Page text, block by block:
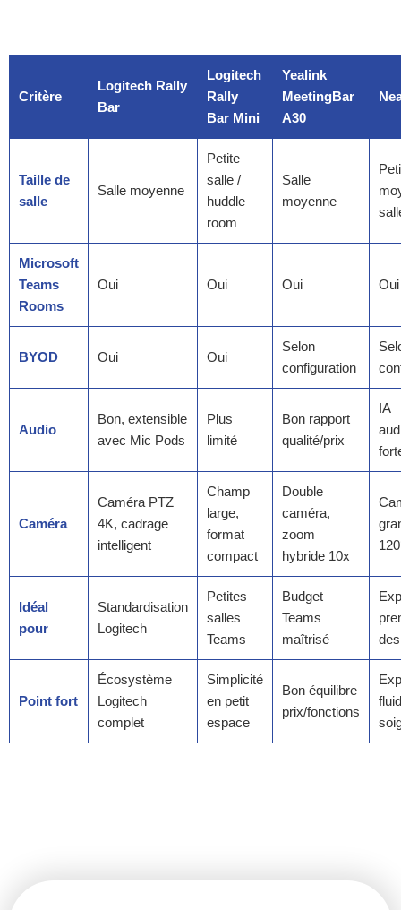
Critère
Logitech Rally
Bar
Logitech
Rally
Bar Mini
Yealink
MeetingBar
A30
Taille de
salle
Salle moyenne
Petite
salle /
huddle
room
Salle
moyenne
Microsoft
Teams
Rooms
Oui Oui Oui Oui
BYOD Oui Oui
Selon
configuration
Audio
Bon, extensible
avec Mic Pods
Plus
limité
Bon rapport
qualité/prix
IA
Caméra
Caméra PTZ
4K, cadrage
intelligent
Champ
large,
format
compact
Double
caméra,
zoom
hybride 10x
Idéal
pour
Standardisation
Logitech
Petites
salles
Teams
Budget
Teams
maîtrisé
Point fort
Écosystème
Logitech
complet
Simplicité
en petit
espace
Bon équilibre
prix/fonctions